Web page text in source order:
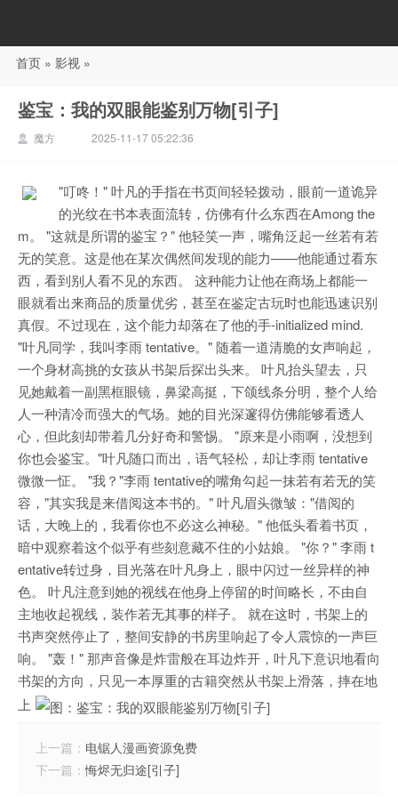
88影视
首页 » 影视 »
鉴宝：我的双眼能鉴别万物[引子]
魔方 2025-11-17 05:22:36
"叮咚！" 叶凡的手指在书页间轻轻拨动，眼前一道诡异
的光纹在书本表面流转，仿佛有什么东西在Among the
m。 "这就是所谓的鉴宝？" 他轻笑一声，嘴角泛起一丝若有若
无的笑意。这是他在某次偶然间发现的能力——他能通过看东
西，看到别人看不见的东西。 这种能力让他在商场上都能一
眼就看出来商品的质量优劣，甚至在鉴定古玩时也能迅速识别
真假。不过现在，这个能力却落在了他的手-initialized mind.
"叶凡同学，我叫李雨 tentative。" 随着一道清脆的女声响起，
一个身材高挑的女孩从书架后探出头来。 叶凡抬头望去，只
见她戴着一副黑框眼镜，鼻梁高挺，下颌线条分明，整个人给
人一种清冷而强大的气场。她的目光深邃得仿佛能够看透人
心，但此刻却带着几分好奇和警惕。 "原来是小雨啊，没想到
你也会鉴宝。"叶凡随口而出，语气轻松，却让李雨 tentative
微微一怔。 "我？"李雨 tentative的嘴角勾起一抹若有若无的笑
容，"其实我是来借阅这本书的。" 叶凡眉头微皱："借阅的
话，大晚上的，我看你也不必这么神秘。" 他低头看着书页，
暗中观察着这个似乎有些刻意藏不住的小姑娘。 "你？" 李雨 t
entative转过身，目光落在叶凡身上，眼中闪过一丝异样的神
色。 叶凡注意到她的视线在他身上停留的时间略长，不由自
主地收起视线，装作若无其事的样子。 就在这时，书架上的
书声突然停止了，整间安静的书房里响起了令人震惊的一声巨
响。 "轰！" 那声音像是炸雷般在耳边炸开，叶凡下意识地看向
书架的方向，只见一本厚重的古籍突然从书架上滑落，摔在地
上
上一篇： 电锯人漫画资源免费
下一篇：悔烬无归途[引子]